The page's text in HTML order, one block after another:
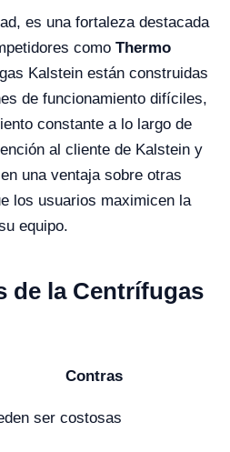
es una fortaleza destacada
como Thermo
Kalstein están construidas
de funcionamiento difíciles,
constante a lo largo de
al cliente de Kalstein y
una ventaja sobre otras
los usuarios maximicen la
equipo.
de la Centrífugas
Contras
ser costosas